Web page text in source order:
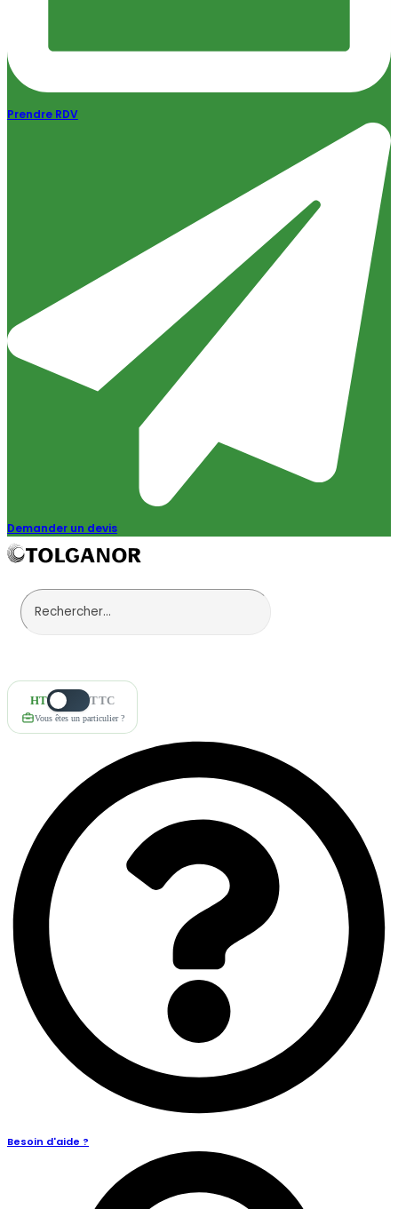
Prendre RDV
Demander un devis
HT TTC
Vous êtes un particulier ?
Besoin d'aide ?